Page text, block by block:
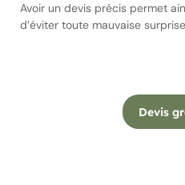
Avoir un devis précis permet
d’éviter toute mauvaise
Devis